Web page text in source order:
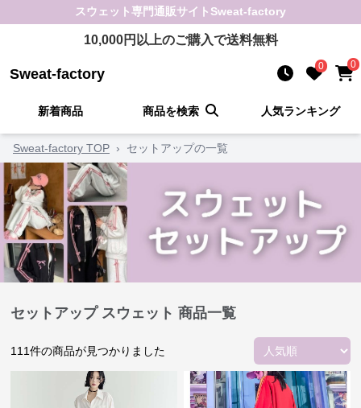
スウェット専門通販サイト Sweat-factory
10,000円以上のご購入で送料無料
Sweat-factory 0 0
新着商品 商品を検索 人気ランキング
Sweat-factory TOP › セットアップの一覧
セットアップ スウェット 商品一覧
111件の商品が見つかりました